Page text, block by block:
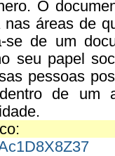
O
áreas de
se de um
seu papel
pessoas
de um